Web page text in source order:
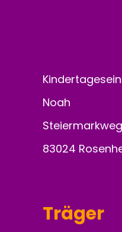
Noah
Steiermarkweg
83024
Träger